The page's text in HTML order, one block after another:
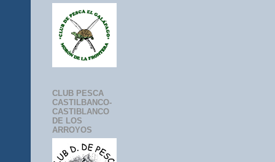
CLUB PESCA
CASTILBANCO-
CASTIBLANCO
DE LOS
ARROYOS